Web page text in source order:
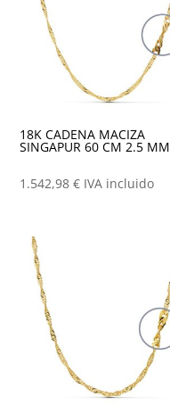
18K CADENA MACIZA
SINGAPUR 60 CM 2.5 MM
1.542,98€ IVA incluido